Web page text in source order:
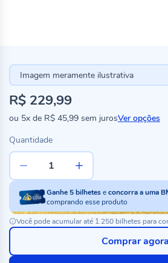
Imagem meramente ilustrativa
R$ 229,99
ou 5x de R$ 45,99 sem jurosVer opções
Quantidade
Ganhe5bilheteseconcorra a uma
comprando esse produto
Você pode acumular até 1.250 bilhetes para
Comprar agora